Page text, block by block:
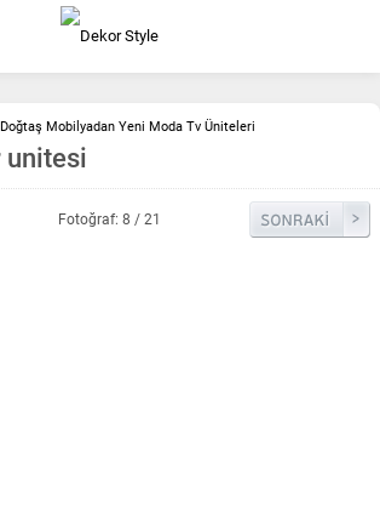
Doğtaş Mobilyadan Yeni Moda Tv Üniteleri
unitesi
Fotoğraf: 8 / 21